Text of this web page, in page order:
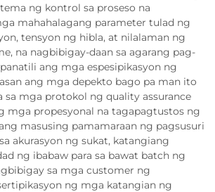
ng kontrol sa proseso na
mahahalagang parameter tulad ng
tensyon ng hibla, at nilalaman ng
na nagbibigay-daan sa agarang pag-
ang mga espesipikasyon ng
ang mga depekto bago pa man ito
sa mga protokol ng quality assurance
mga propesyonal na tagapagtustos ng
masusing pamamaraan ng pagsusuri
akurasyon ng sukat, katangiang
ng ibabaw para sa bawat batch ng
sa mga customer ng
ng mga katangian ng